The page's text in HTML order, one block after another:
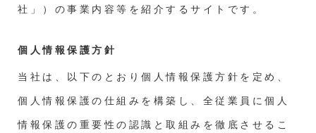
社」）の事業内容等を紹介するサイトです。
個人情報保護方針
当社は、以下のとおり個人情報保護方針を定め、
個人情報保護の仕組みを構築し、全従業員に個人
情報保護の重要性の認識と取組みを徹底させるこ